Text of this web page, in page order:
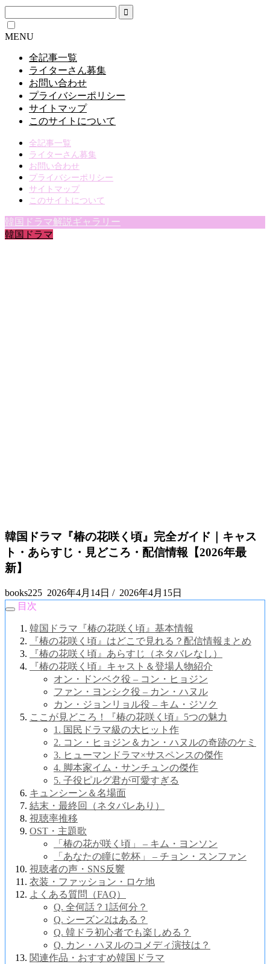
MENU
全記事一覧
ライターさん募集
お問い合わせ
プライバシーポリシー
サイトマップ
このサイトについて
全記事一覧
ライターさん募集
お問い合わせ
プライバシーポリシー
サイトマップ
このサイトについて
韓国ドラマ解説ギャラリー
韓国ドラマ
韓国ドラマ『椿の花咲く頃』完全ガイド｜キャス
ト・あらすじ・見どころ・配信情報【2026年最
新】
books225 2026年4月14日 / 2026年4月15日
目次
韓国ドラマ『椿の花咲く頃』基本情報
『椿の花咲く頃』はどこで見れる？配信情報まとめ
『椿の花咲く頃』あらすじ（ネタバレなし）
『椿の花咲く頃』キャスト＆登場人物紹介
オン・ドンベク役 – コン・ヒョジン
ファン・ヨンシク役 – カン・ハヌル
カン・ジョンリョル役 – キム・ジソク
ここが見どころ！『椿の花咲く頃』5つの魅力
1. 国民ドラマ級の大ヒット作
2. コン・ヒョジン＆カン・ハヌルの奇跡のケミ
3. ヒューマンドラマ×サスペンスの傑作
4. 脚本家イム・サンチュンの傑作
5. 子役ピルグ君が可愛すぎる
キュンシーン＆名場面
結末・最終回（ネタバレあり）
視聴率推移
OST・主題歌
「椿の花が咲く頃」 – キム・ヨンソン
「あなたの瞳に乾杯」 – チョン・スンファン
視聴者の声・SNS反響
衣装・ファッション・ロケ地
よくある質問（FAQ）
Q. 全何話？1話何分？
Q. シーズン2はある？
Q. 韓ドラ初心者でも楽しめる？
Q. カン・ハヌルのコメディ演技は？
関連作品・おすすめ韓国ドラマ